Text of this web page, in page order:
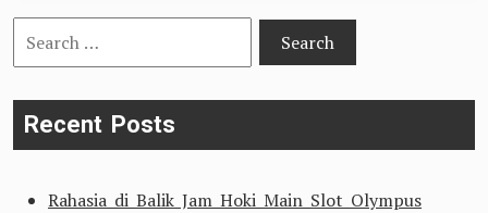
Search
for:
Recent Posts
Rahasia di Balik Jam Hoki Main Slot Olympus